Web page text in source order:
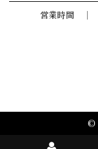
営業時間 ｜
©